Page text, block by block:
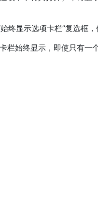
终显示选项卡栏”复选框
栏始终显示，即使只有一